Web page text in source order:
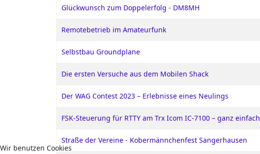
Glückwunsch zum Doppelerfolg - DM8MH
Remotebetrieb im Amateurfunk
Selbstbau Groundplane
Die ersten Versuche aus dem Mobilen Shack
Der WAG Contest 2023 – Erlebnisse eines Neulings
FSK-Steuerung für RTTY am Trx Icom IC-7100 – ganz einfach
Straße der Vereine - Kobermännchenfest Sangerhausen
Wir benutzen Cookies